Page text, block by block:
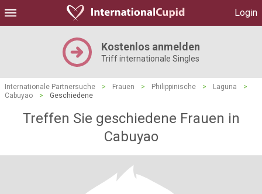
Login
Kostenlos anmelden
Triff internationale Singles
Internationale Partnersuche > Frauen > Philippinische > Laguna
>
Cabuyao
> Geschiedene
Treffen Sie geschiedene Frauen in
Cabuyao